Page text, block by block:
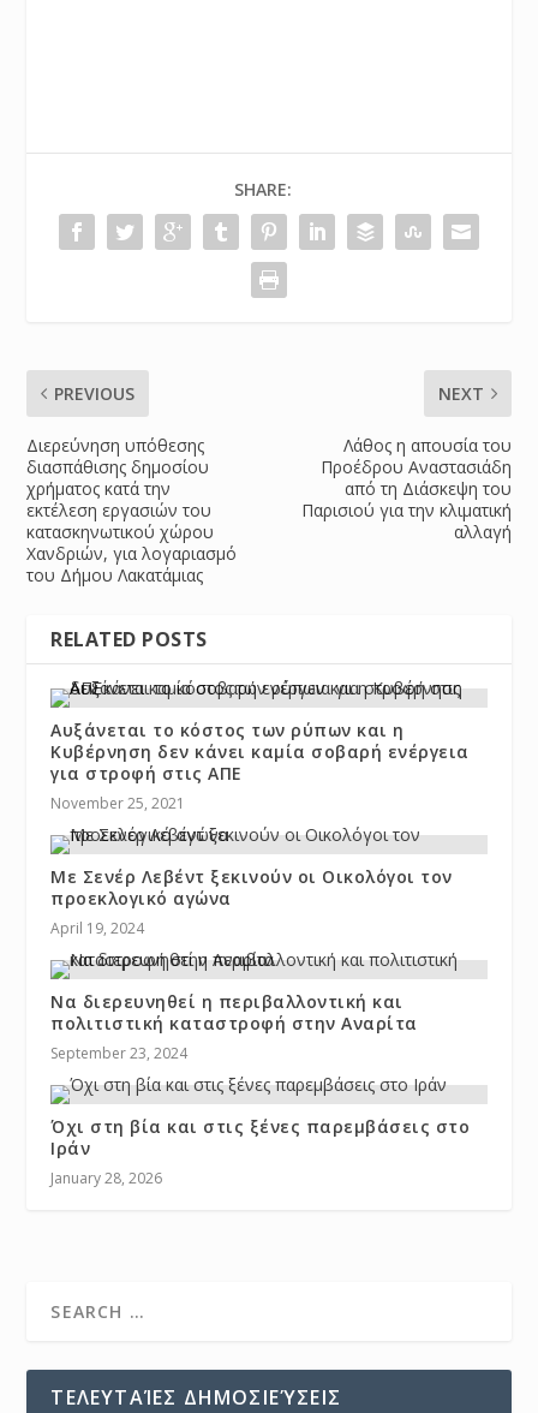
SHARE:
PREVIOUS
Διερεύνηση υπόθεσης
διασπάθισης δημοσίου
χρήματος κατά την
εκτέλεση εργασιών του
κατασκηνωτικού χώρου
Χανδριών, για λογαριασμό
του Δήμου Λακατάμιας
NEXT
Λάθος η απουσία του
Προέδρου Αναστασιάδη
από τη Διάσκεψη του
Παρισιού για την κλιματική
αλλαγή
RELATED POSTS
Αυξάνεται το κόστος των ρύπων και η
Κυβέρνηση δεν κάνει καμία σοβαρή ενέργεια
για στροφή στις ΑΠΕ
November 25, 2021
Με Σενέρ Λεβέντ ξεκινούν οι Οικολόγοι τον
προεκλογικό αγώνα
April 19, 2024
Να διερευνηθεί η περιβαλλοντική και
πολιτιστική καταστροφή στην Αναρίτα
September 23, 2024
Όχι στη βία και στις ξένες παρεμβάσεις στο
Ιράν
January 28, 2026
ΤΕΛΕΥΤΑΊΕΣ ΔΗΜΟΣΙΕΎΣΕΙΣ